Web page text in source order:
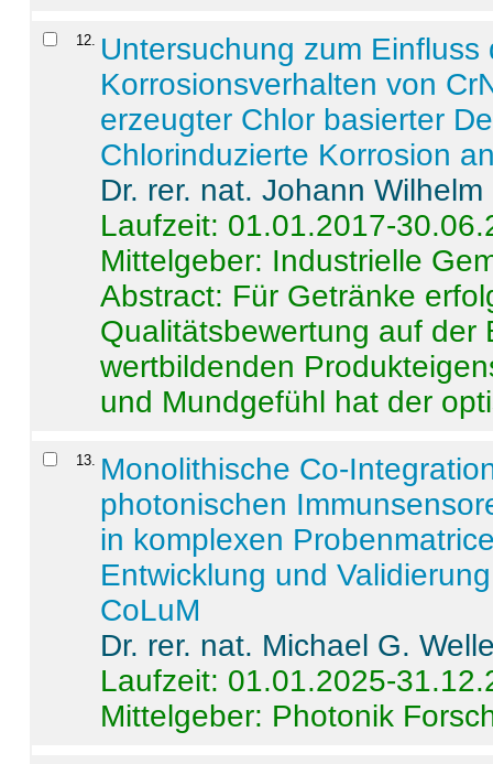
12
Untersuchung zum
Korrosionsverhalten von
erzeugter Chlor basierter
Chlorinduzierte Korrosion
Dr. rer. nat. Johann
Laufzeit: 01.01.2017-
Mittelgeber: Industrielle
Abstract: Für Getränke
Qualitätsbewertung auf der
wertbildenden
und Mundgefühl hat der
13
Monolithische Co-
photonischen
in komplexen
Entwicklung und
CoLuM
Dr. rer. nat. Michael G.
Laufzeit: 01.01.2025-
Mittelgeber: Photonik